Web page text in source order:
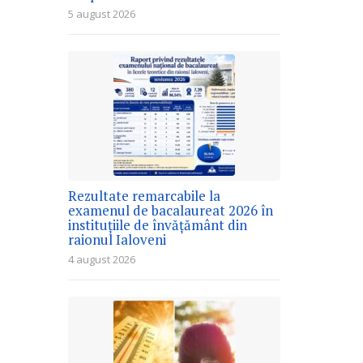
5 august 2026
Rezultate remarcabile la
examenul de bacalaureat 2026 în
instituțiile de învățământ din
raionul Ialoveni
4 august 2026